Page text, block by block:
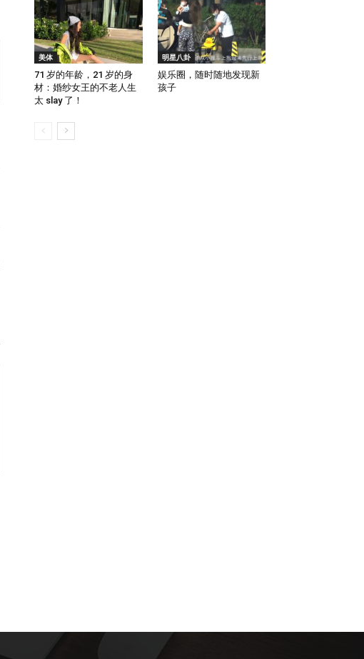
美体
71 岁的年龄，21 岁的身
材：婚纱女王的不老人生
太 slay 了！
明星八卦
娱乐圈，随时随地发现新
孩子